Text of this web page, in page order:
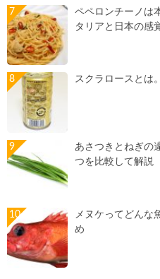
ペペロンチーノは
タリアと日本の感
スクラロースとは
あさつきとねぎの
つを比較して解説
メヌケってどんな
め